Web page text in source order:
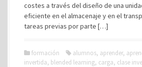
costes a través del diseño de una
eficiente en el almacenaje y en el
tareas previas por parte […]
formación alumnos, aprender,
invertida, blended learning, carga, clase